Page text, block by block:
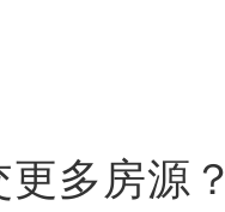
多房源？